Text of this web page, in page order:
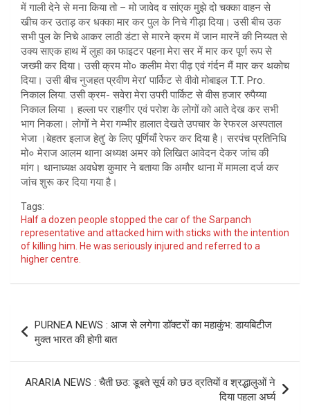
में गाली देने से मना किया तो – मो जावेद व सांएक मुझे दो चक्का वाहन से
खीच कर उताड़ कर धक्का मार कर पुल के निचे गीड़ा दिया। उसी बीच उक
सभी पुल के निचे आकर लाठी डंटा से मारने क्रम में जान मारनें की निय्यत से
उक्य साएक हाथ में लुहा का फाइटर पहना मेरा सर में मार कर पूर्ण रूप से
जख्मी कर दिया। उसी क्रम मो० कलीम मेरा पीढ़ एवं गंर्दन मैं मार कर थकोच
दिया। उसी बीच नुजहत प्रवीण मेरा’ पार्किट से वीवो मोबाइल T.T. Pro.
निकाल लिया. उसी क्रम- सवेरा मेरा उपरी पार्किट से वीस हजार रुपैय्या
निकाल लिया । हल्ला पर राहगीर एवं परोश के लोगों को आते देख कर सभी
भाग निकला। लोगों ने मेरा गम्भीर हालात देखते उपचार के रेफरल अस्पताल
भेजा ।बेहतर इलाज हेतु’ के लिए पूर्णियाँ रेफर कर दिया है। सरपंच प्रतिनिधि
मो० मेराज आलम थाना अध्यक्ष अमर को लिखित आवेदन देकर जांच की
मांग। थानाध्यक्ष अवधेश कुमार ने बताया कि अमौर थाना में मामला दर्ज कर
जांच शुरू कर दिया गया है।
Tags:
Half a dozen people stopped the car of the Sarpanch
representative and attacked him with sticks with the intention
of killing him. He was seriously injured and referred to a
higher centre.
navigation
PURNEA NEWS : आज से लगेगा डॉक्टरों का महाकुंभ: डायबिटीज
मुक्त भारत की होगी बात
ARARIA NEWS : चैती छठ: डूबते सूर्य को छठ व्रतियों व श्रद्धालुओं ने
दिया पहला अ‌र्घ्य